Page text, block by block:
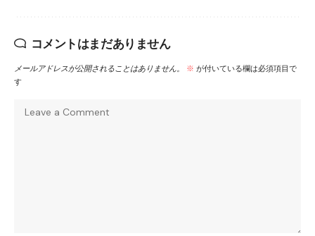
コメントはまだありません
メールアドレスが公開されることはありません。 ※ が付いている欄は必須項目で
す